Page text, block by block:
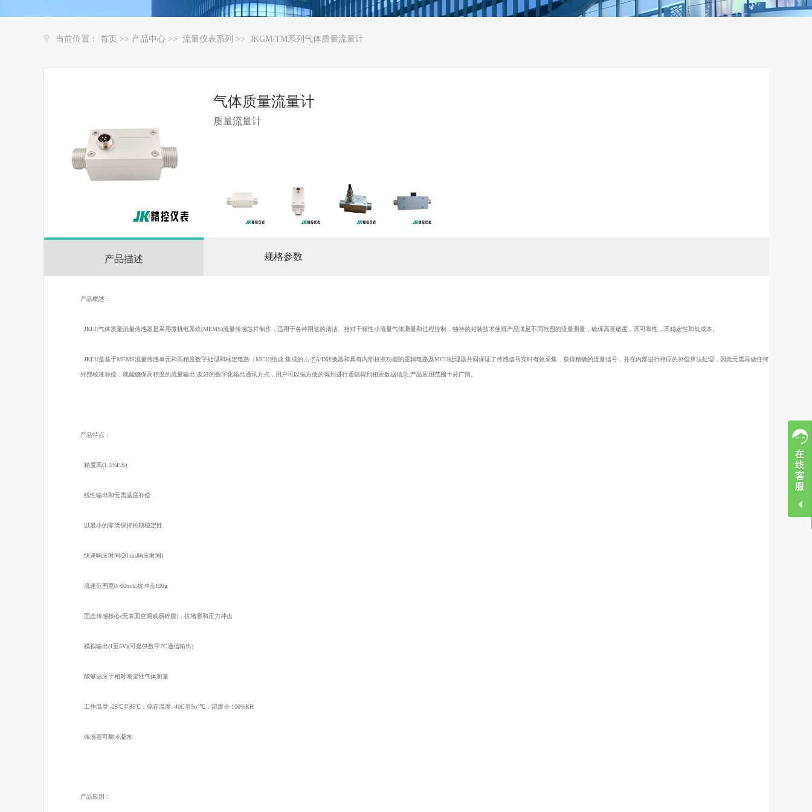
当前位置： 首页 >> 产品中心 >> 流量仪表系列 >> JKGM/TM系列气体质量流量计
气体质量流量计
质量流量计
产品描述 规格参数
产品概述：
JKLU气体质量流量传感器是采用微机电系统(MEMS)流量传感芯片制作，适用于各种用途的清洁、相对干燥性小流量气体测量和过程控制，独特的封装技术使得产品满足不同范围的流量测量，确保高灵敏度，高可靠性，高稳定性和低成本。
JKLU是基于MEMS流量传感单元和高精度数字处理和标定电路（MCU)组成.集成的△-∑A/D转换器和具有内部校准功能的逻辑电路及MCU处理器共同保证了传感信号实时有效采集，获得精确的流量信号，并在内部进行相应的补偿算法处理，因此无需再做任何
外部校准补偿，就能确保高精度的流量输出;友好的数字化输出通讯方式，用户可以很方便的得到进行通信得到相应数据信息;产品应用范围十分广阔。
产品特点：
精度高(1.5%F.S)
线性输出和无需温度补偿
以最小的零漂保持长期稳定性
快速响应时间(20 ms响应时间)
流速范围宽0~60m/s,抗冲击100g
固态传感核心(无表面空洞或易碎膜)，抗堵塞和压力冲击
模拟输出(1至5V)(可提供数字2C通信输出)
能够适应于相对潮湿性气体测量
工作温度:-25℃至85℃，储存温度:-40C至9o°℃，湿度:0~100%RH
传感器可耐冷凝水
产品应用：